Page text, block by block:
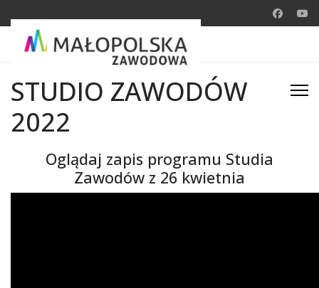
STUDIO ZAWODÓW
2022
Oglądaj zapis programu Studia
Zawodów z 26 kwietnia